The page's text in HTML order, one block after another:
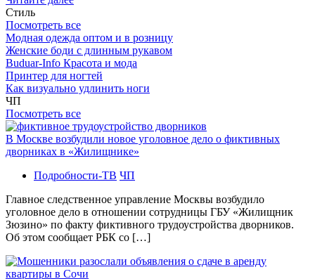
Стиль
Посмотреть все
Модная одежда оптом и в розницу
Женские боди с длинным рукавом
Buduar-Info Красота и мода
Принтер для ногтей
Как визуально удлинить ноги
ЧП
Посмотреть все
В Москве возбудили новое уголовное дело о фиктивных
дворниках в «Жилищнике»
Подробности-ТВ ЧП
Главное следственное управление Москвы возбудило
уголовное дело в отношении сотрудницы ГБУ «Жилищник
Зюзино» по факту фиктивного трудоустройства дворников.
Об этом сообщает РБК со […]